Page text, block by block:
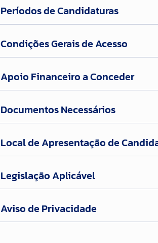
Períodos de Candidaturas
Condições Gerais de Acesso
Apoio Financeiro a Conceder
Documentos Necessários
Local de Apresentação de
Legislação Aplicável
Aviso de Privacidade